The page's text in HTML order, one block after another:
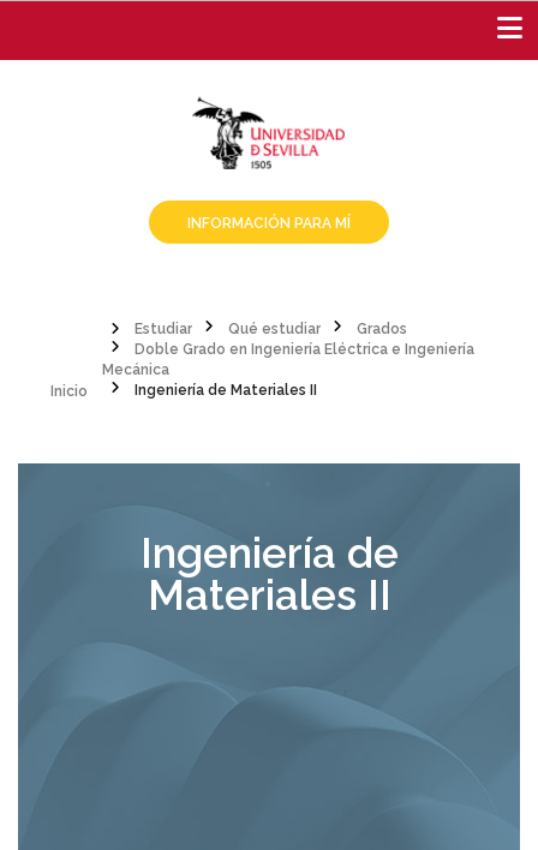
contenido
INFORMACIÓN PARA MÍ
Sobrescribir
enlaces
navegación
Estudiar Qué estudiar
Grados
Doble Grado en Ingeniería Eléctrica e Ingeniería
Mecánica
Ingeniería de Materiales II
Ingeniería de
Materiales II